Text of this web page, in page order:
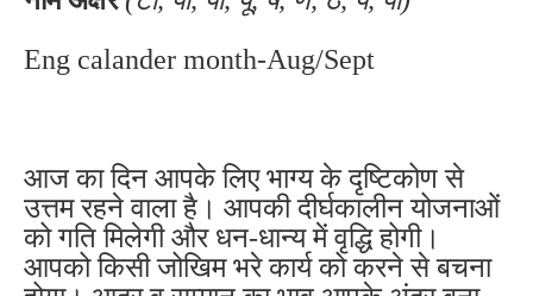
Eng calander month-Aug/Sept
आज का दिन आपके लिए भाग्य के दृष्टिकोण से
उत्तम रहने वाला है। आपकी दीर्घकालीन योजनाओं
को गति मिलेगी और धन-धान्य में वृद्धि होगी।
आपको किसी जोखिम भरे कार्य को करने से बचना